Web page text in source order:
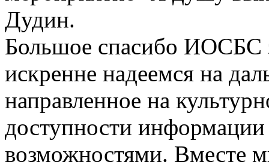
Дудин.
Большое спасибо ИОСБС
искренне надеемся на
направленное на
доступности
возможностями. Вместе